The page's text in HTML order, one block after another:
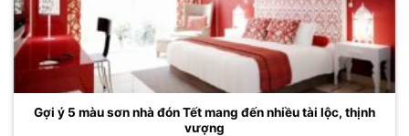
Gợi ý 5 màu sơn nhà đón Tết mang đến nhiều tài lộc, thịnh
vượng